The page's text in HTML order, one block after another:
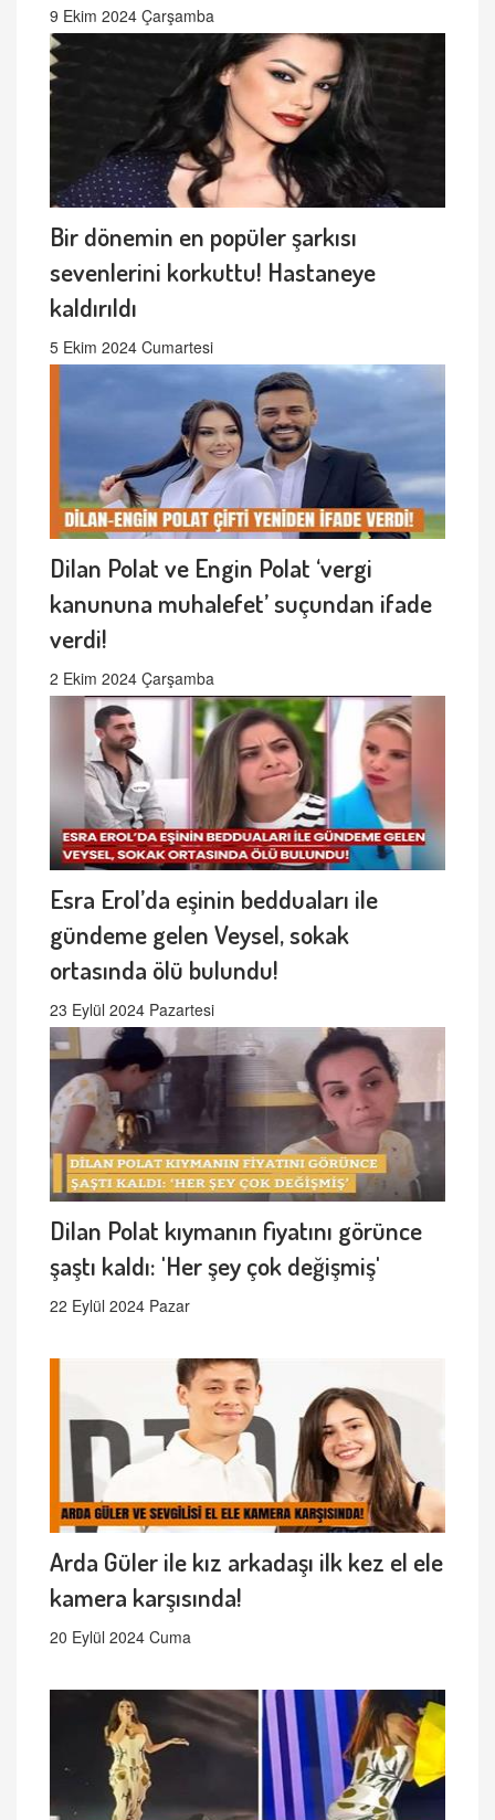
9 Ekim 2024 Çarşamba
Bir dönemin en popüler şarkısı
sevenlerini korkuttu! Hastaneye
kaldırıldı
5 Ekim 2024 Cumartesi
Dilan Polat ve Engin Polat ‘vergi
kanununa muhalefet’ suçundan ifade
verdi!
2 Ekim 2024 Çarşamba
Esra Erol’da eşinin bedduaları ile
gündeme gelen Veysel, sokak
ortasında ölü bulundu!
23 Eylül 2024 Pazartesi
Dilan Polat kıymanın fiyatını görünce
şaştı kaldı: 'Her şey çok değişmiş'
22 Eylül 2024 Pazar
Arda Güler ile kız arkadaşı ilk kez el ele
kamera karşısında!
20 Eylül 2024 Cuma